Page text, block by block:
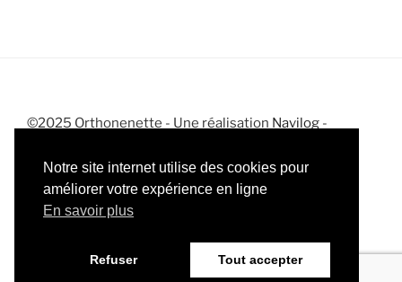
©2025 Orthonenette - Une réalisation Navilog -
InstagramFacebook RSS
Notre site internet utilise des cookies pour
améliorer votre expérience en ligne
En savoir plus
Refuser Tout accepter